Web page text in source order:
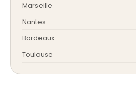
Marseille
Nantes
Bordeaux
Toulouse